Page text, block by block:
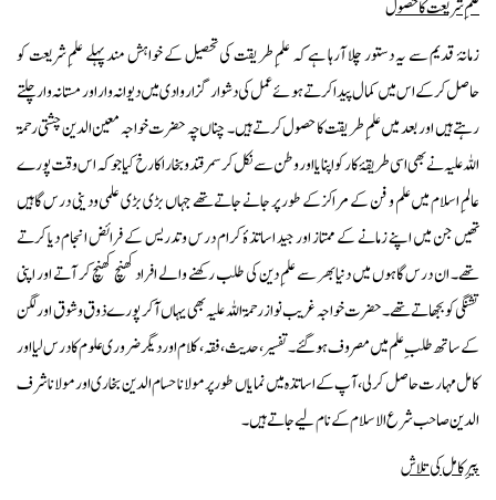
علمِ شریعت کا حصول
زمانۂ قدیم سے یہ دستور چلا آرہا ہے کہ علمِ طریقت کی تحصیل کے خواہش مند پہلے علمِ شریعت کو
حاصل کرکے اس میں کمال پیداکرتے ہوئے عمل کی دشوار گزار وادی میں دیوانہ وار اور مستانہ وار چلتے
رہتے ہیں اور بعد میں علمِ طریقت کا حصول کرتے ہیں۔ چناں چہ حضرت خواجہ معین الدین چشتی رحمۃ
اللہ علیہ نے بھی اسی طریقۂ کار کو اپنایا اور وطن سے نکل کر سمرقند و بخارا کا رخ کیا جو کہ اس وقت پورے
عالمِ اسلام میں علم و فن کے مراکز کے طور پر جانے جاتے تھے جہاں بڑی بڑی علمی ودینی درس گاہیں
تھیں جن میں اپنے زمانے کے ممتاز اور جید اساتذۂ کرام درس و تدریس کے فرائض انجام دیا کرتے
تھے۔ ان درس گاہوں میں دنیا بھر سے علمِ دین کی طلب رکھنے والے افراد کھنچ کھنچ کر آتے اور اپنی
تشنگی کو بجھاتے تھے۔ حضرت خواجہ غریب نواز رحمۃ اللہ علیہ بھی یہاں آکر پورے ذوق و شوق اور لگن
کے ساتھ طلبِ علم میں مصروف ہوگئے۔ تفسیر، حدیث، فقہ، کلام اور دیگر ضروری علوم کا درس لیا اور
کامل مہارت حاصل کرلی ، آپ کے اساتذہ میں نمایاں طور پر مولانا حسام الدین بخاری اور مولانا شرف
الدین صاحب شرع الاسلام کے نام لیے جاتے ہیں۔
پیرِ کامل کی تلاش